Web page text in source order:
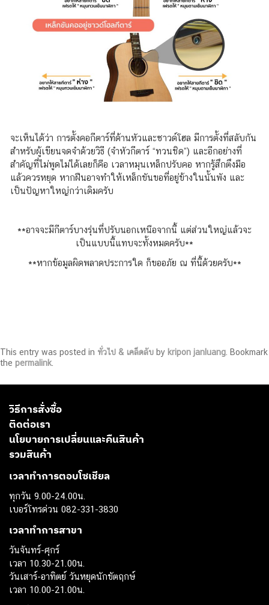
จะเห็นได้ว่า การตั้งคอกีตาร์ที่ด้านหัวและซาวด์โฮล มีการตั้งที่สลับกัน
สำหรับผู้เขียนจดจำด้วยวิธี (จำหัวกีตาร์ “ทวนชิด”) และอีกอย่างที่
สำคัญที่ไม่พูดไม่ได้เลยก็คือ เวลาหมุนเหล็กปรับคอ หากรู้สึกตึงมือ
แล้วควรหยุด หากฝืนอาจทำให้เหล็กขันขอที่อยู่ข้างในนั้นพัง และ
เป็นปัญหาใหญ่กว่าเดิมครับ
**อาจจะมีกีตาร์บางรุ่นที่ปรับนอกเหนือจากนี้ แต่ส่วนใหญ่แล้วจะ
เป็นแบบนี้แทบจะทั้งหมดครับ**
**หากข้อมูลผิดพลาดประการใด ก็ขออภัย ณ ที่นี้ด้วยครับ**
This entry was posted in ทั่วไป & เคล็ดลับ by kripon janluang . Bookmark
the permalink
วิธีการสั่งซื้อ
ติดต่อเรา
นโยบายการเปลี่ยนและคืนสินค้า
รวมสินค้า
เวลาทำการตอบโซเชียล
ทุกวัน 9.00-24.00น.
เบอร์โทรด่วน 082-331-3830
เวลาทำการสาขา
วันจันทร์-ศุกร์
เวลา 10.30-21.00น.
วันเสาร์-อาทิตย์ วันหยุดนักขัตฤกษ์
เวลา 10.00-21.00น.